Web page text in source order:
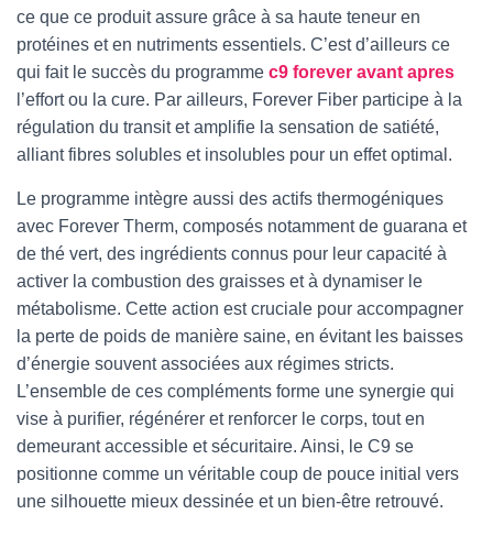
ce que ce produit assure grâce à sa haute teneur en
protéines et en nutriments essentiels. C’est d’ailleurs ce
qui fait le succès du programme c9 forever avant apres
l’effort ou la cure. Par ailleurs, Forever Fiber participe à la
régulation du transit et amplifie la sensation de satiété,
alliant fibres solubles et insolubles pour un effet optimal.
Le programme intègre aussi des actifs thermogéniques
avec Forever Therm, composés notamment de guarana et
de thé vert, des ingrédients connus pour leur capacité à
activer la combustion des graisses et à dynamiser le
métabolisme. Cette action est cruciale pour accompagner
la perte de poids de manière saine, en évitant les baisses
d’énergie souvent associées aux régimes stricts.
L’ensemble de ces compléments forme une synergie qui
vise à purifier, régénérer et renforcer le corps, tout en
demeurant accessible et sécuritaire. Ainsi, le C9 se
positionne comme un véritable coup de pouce initial vers
une silhouette mieux dessinée et un bien-être retrouvé.